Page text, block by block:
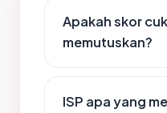
Apakah skor
memutuskan?
ISP apa yang